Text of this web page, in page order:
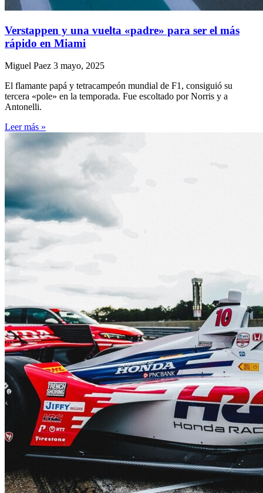
Verstappen y una vuelta «padre» para ser el más
rápido en Miami
Miguel Paez 3 mayo, 2025
El flamante papá y tetracampeón mundial de F1, consiguió su
tercera «pole» en la temporada. Fue escoltado por Norris y a
Antonelli.
Leer más »